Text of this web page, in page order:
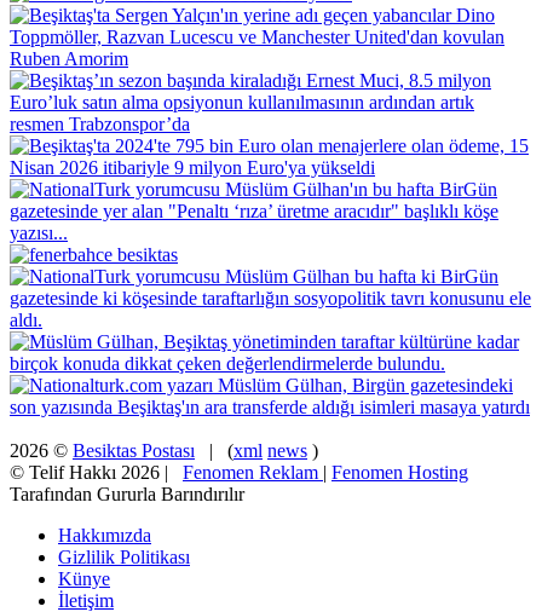
2026 © Besiktas Postası | (xml news )
© Telif Hakkı 2026 | Fenomen Reklam | Fenomen Hosting
Tarafından Gururla Barındırılır
Hakkımızda
Gizlilik Politikası
Künye
İletişim